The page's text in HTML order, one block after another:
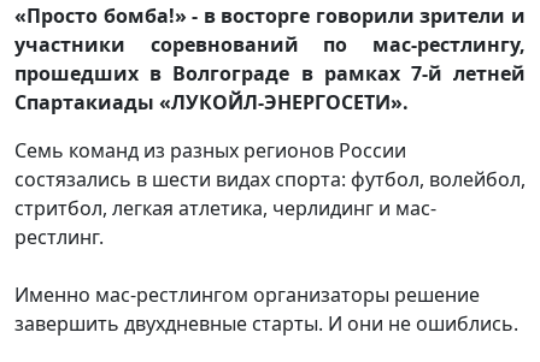
«Просто бомба!» - в восторге говорили зрители и
участники соревнований по мас-рестлингу,
прошедших в Волгограде в рамках 7-й летней
Спартакиады «ЛУКОЙЛ-ЭНЕРГОСЕТИ».
Семь команд из разных регионов России
состязались в шести видах спорта: футбол, волейбол,
стритбол, легкая атлетика, черлидинг и мас-
рестлинг.
Именно мас-рестлингом организаторы решение
завершить двухдневные старты. И они не ошиблись.